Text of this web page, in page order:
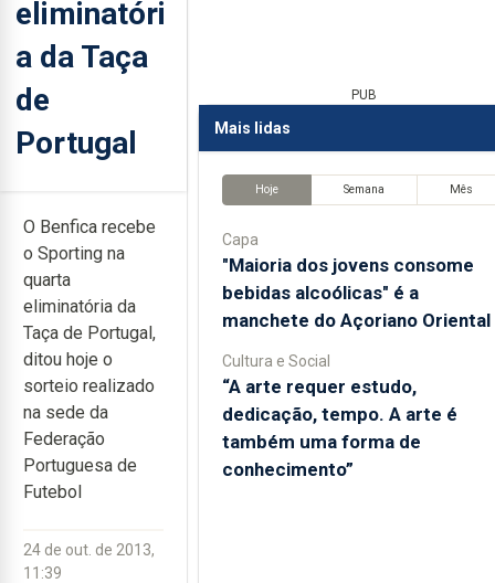
eliminatóri
a da Taça
de
Portugal
O Benfica recebe
o Sporting na
quarta
eliminatória da
Taça de Portugal,
ditou hoje o
sorteio realizado
na sede da
Federação
Portuguesa de
Futebol
24 de out. de 2013,
11:39
PUB
Mais lidas
Hoje Semana Mês
Capa
"Maioria dos jovens consome
bebidas alcoólicas" é a
manchete do Açoriano Oriental
Cultura e Social
“A arte requer estudo,
dedicação, tempo. A arte é
também uma forma de
conhecimento”